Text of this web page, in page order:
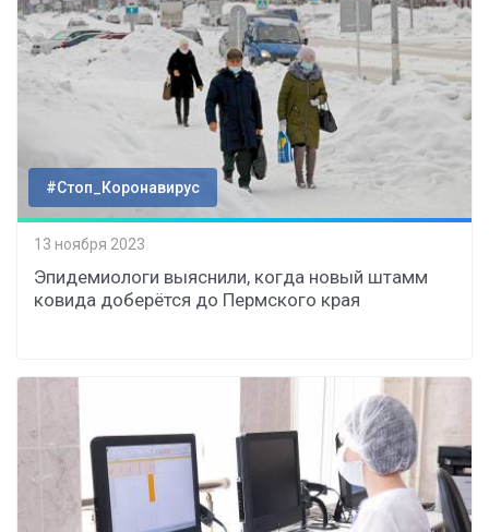
#Стоп_Коронавирус
13 ноября 2023
Эпидемиологи выяснили, когда новый штамм
ковида доберётся до Пермского края